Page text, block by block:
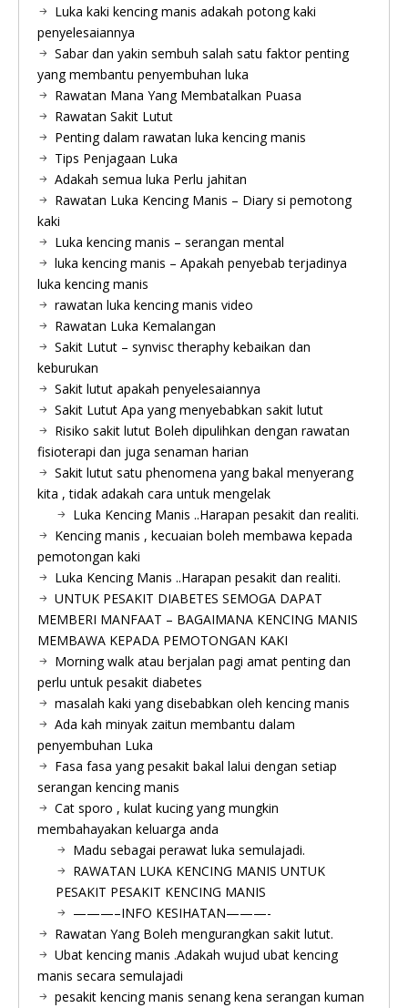
Luka kaki kencing manis adakah potong kaki
penyelesaiannya
Sabar dan yakin sembuh salah satu faktor penting
yang membantu penyembuhan luka
Rawatan Mana Yang Membatalkan Puasa
Rawatan Sakit Lutut
Penting dalam rawatan luka kencing manis
Tips Penjagaan Luka
Adakah semua luka Perlu jahitan
Rawatan Luka Kencing Manis – Diary si pemotong
kaki
Luka kencing manis – serangan mental
luka kencing manis – Apakah penyebab terjadinya
luka kencing manis
rawatan luka kencing manis video
Rawatan Luka Kemalangan
Sakit Lutut – synvisc theraphy kebaikan dan
keburukan
Sakit lutut apakah penyelesaiannya
Sakit Lutut Apa yang menyebabkan sakit lutut
Risiko sakit lutut Boleh dipulihkan dengan rawatan
fisioterapi dan juga senaman harian
Sakit lutut satu phenomena yang bakal menyerang
kita , tidak adakah cara untuk mengelak
Luka Kencing Manis ..Harapan pesakit dan realiti.
Kencing manis , kecuaian boleh membawa kepada
pemotongan kaki
Luka Kencing Manis ..Harapan pesakit dan realiti.
UNTUK PESAKIT DIABETES SEMOGA DAPAT
MEMBERI MANFAAT – BAGAIMANA KENCING MANIS
MEMBAWA KEPADA PEMOTONGAN KAKI
Morning walk atau berjalan pagi amat penting dan
perlu untuk pesakit diabetes
masalah kaki yang disebabkan oleh kencing manis
Ada kah minyak zaitun membantu dalam
penyembuhan Luka
Fasa fasa yang pesakit bakal lalui dengan setiap
serangan kencing manis
Cat sporo , kulat kucing yang mungkin
membahayakan keluarga anda
Madu sebagai perawat luka semulajadi.
RAWATAN LUKA KENCING MANIS UNTUK
PESAKIT PESAKIT KENCING MANIS
———–INFO KESIHATAN———-
Rawatan Yang Boleh mengurangkan sakit lutut.
Ubat kencing manis .Adakah wujud ubat kencing
manis secara semulajadi
pesakit kencing manis senang kena serangan kuman